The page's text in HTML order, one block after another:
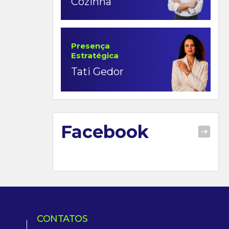
Presença
Estratégica
Tati Gedor
Facebook
CONTATOS